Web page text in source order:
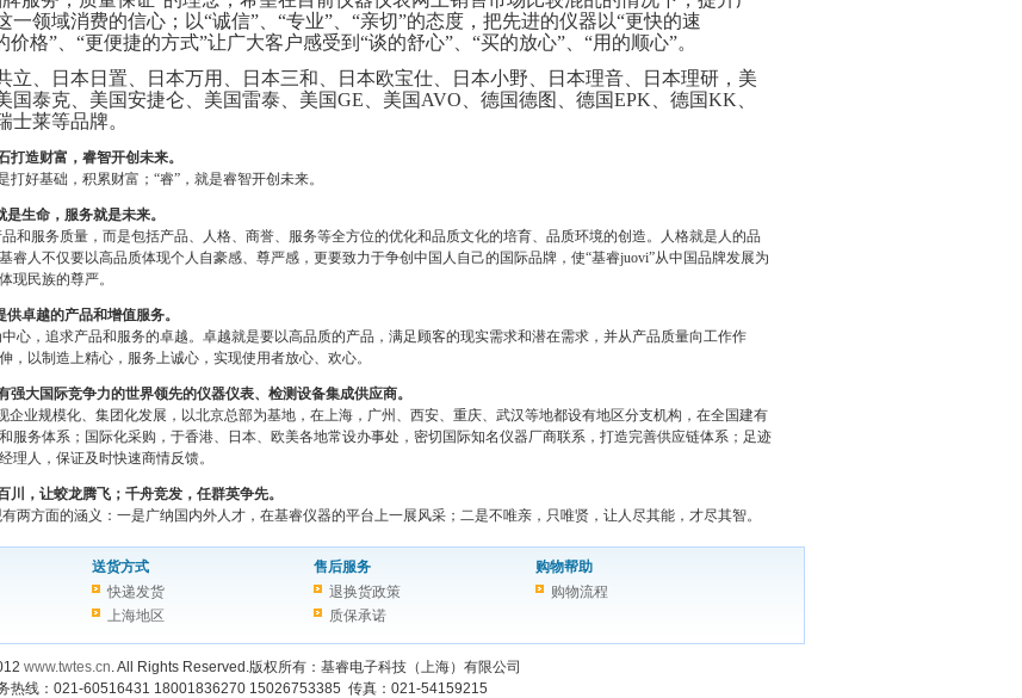
一领域消费的信心；以“诚信”、“专业”、“亲切”的态度，把先进的仪器以“更快的速
价格”、“更便捷的方式”让广大客户感受到“谈的舒心”、“买的放心”、“用的顺心”。
立、日本日置、日本万用、日本三和、日本欧宝仕、日本小野、日本理音、日本理研，美
国泰克、美国安捷仑、美国雷泰、美国GE、美国AVO、德国德图、德国EPK、德国KK、
士莱等品牌。
打造财富，睿智开创未来。
打好基础，积累财富；“睿”，就是睿智开创未来。
生命，服务就是未来。
和服务质量，而是包括产品、人格、商誉、服务等全方位的优化和品质文化的培育、品质环境的创造。人格就是人的品
睿人不仅要以高品质体现个人自豪感、尊严感，更要致力于争创中国人自己的国际品牌，使“基睿juovi”从中国品牌发展为
现民族的尊严。
卓越的产品和增值服务。
心，追求产品和服务的卓越。卓越就是要以高品质的产品，满足顾客的现实需求和潜在需求，并从产品质量向工作作
，以制造上精心，服务上诚心，实现使用者放心、欢心。
强大国际竞争力的世界领先的仪器仪表、检测设备集成供应商。
企业规模化、集团化发展，以北京总部为基地，在上海，广州、西安、重庆、武汉等地都设有地区分支机构，在全国建有
服务体系；国际化采购，于香港、日本、欧美各地常设办事处，密切国际知名仪器厂商联系，打造完善供应链体系；足迹
理人，保证及时快速商情反馈。
川，让蛟龙腾飞；千舟竞发，任群英争先。
两方面的涵义：一是广纳国内外人才，在基睿仪器的平台上一展风采；二是不唯亲，只唯贤，让人尽其能，才尽其智。
送货方式
快递发货
上海地区
售后服务
退换货政策
质保承诺
购物帮助
购物流程
www.twtes.cn. All Rights Reserved.版权所有：基睿电子科技（上海）有限公司
热线：021-60516431 18001836270 15026753385 传真：021-54159215